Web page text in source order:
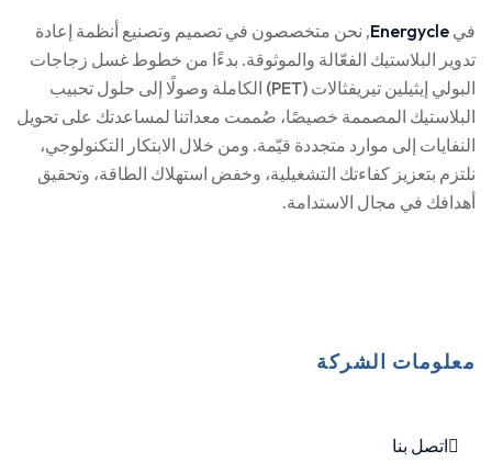
في Energycle, نحن متخصصون في تصميم وتصنيع أنظمة إعادة
تدوير البلاستيك الفعّالة والموثوقة. بدءًا من خطوط غسل زجاجات
البولي إيثيلين تيريفثالات (PET) الكاملة وصولًا إلى حلول تحبيب
البلاستيك المصممة خصيصًا، صُممت معداتنا لمساعدتك على تحويل
النفايات إلى موارد متجددة قيّمة. ومن خلال الابتكار التكنولوجي،
نلتزم بتعزيز كفاءتك التشغيلية، وخفض استهلاك الطاقة، وتحقيق
أهدافك في مجال الاستدامة.
معلومات الشركة
اتصل بنا